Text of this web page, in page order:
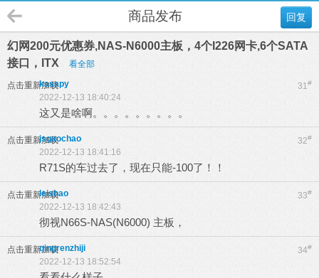
回复
商品发布
幻网200元优惠券,NAS-N6000主板，4个I226网卡,6个SATA
接口，ITX
看全部
点击重新加载 31#
kasapy
2022-12-13 18:40:24
这又是啥啊。。。。。。。。。
点击重新加载 32#
jsgaochao
2022-12-13 18:41:16
R71S的车过去了，现在只能-100了！！
点击重新加载 33#
leishao
2022-12-13 18:42:43
彻视N66S-NAS(N6000) 主板，
点击重新加载 34#
qingrenzhiji
2022-12-13 18:52:54